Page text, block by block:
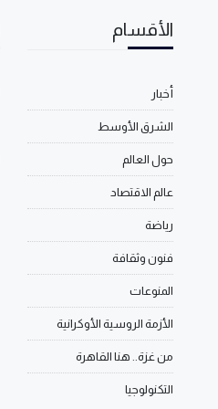
الأقسام
أخبار
الشرق الأوسط
حول العالم
عالم الاقتصاد
رياضة
فنون وثقافة
المنوعات
الأزمة الروسية الأوكرانية
من غزة.. هنا القاهرة
التكنولوجيا